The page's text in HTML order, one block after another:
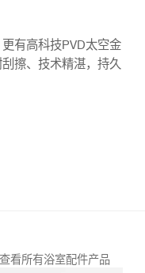
有高科技PVD太空金
擦、技术精湛，持久
查看所有浴室配件产品